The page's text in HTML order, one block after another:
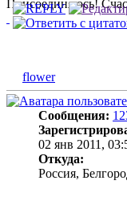
Присоединяюсь!
flower
Сообщения:
02 янв 2011,
Откуда:
Россия,